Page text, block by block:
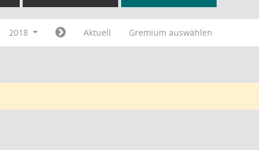
2018 Aktuell Gremium auswählen